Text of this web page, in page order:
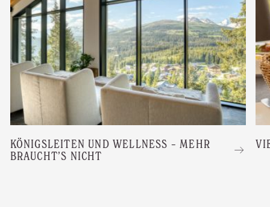
KÖNIGSLEITEN UND WELLNESS – MEHR
BRAUCHT’S NICHT